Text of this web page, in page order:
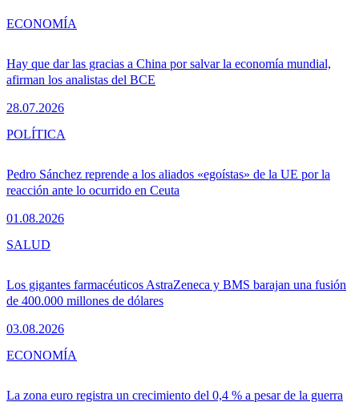
Hay que dar las gracias a China por salvar la economía mundial,
afirman los analistas del BCE
28.07.2026
ECONOMÍA
Pedro Sánchez reprende a los aliados «egoístas» de la UE por la
reacción ante lo ocurrido en Ceuta
01.08.2026
POLÍTICA
Los gigantes farmacéuticos AstraZeneca y BMS barajan una fusión
de 400.000 millones de dólares
03.08.2026
SALUD
La zona euro registra un crecimiento del 0,4 % a pesar de la guerra
ECONOMÍA